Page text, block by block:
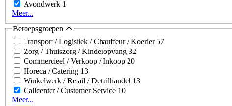
Avondwerk 1
Meer...
Beroepsgroepen
Transport / Logistiek / Chauffeur / Koerier 57
Zorg / Thuiszorg / Kinderopvang 32
Commercieel / Verkoop / Inkoop 20
Horeca / Catering 13
Winkelwerk / Retail / Detailhandel 13
Callcenter / Customer Service 10
Meer...